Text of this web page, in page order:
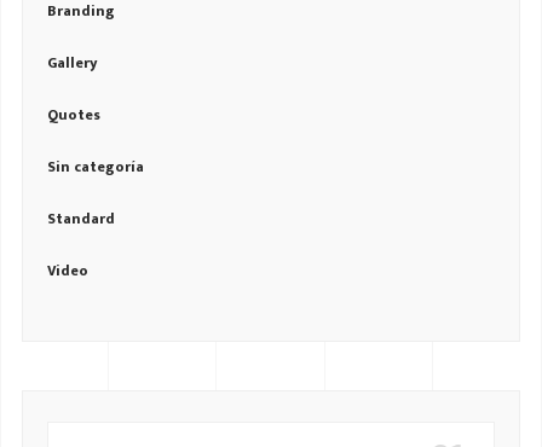
Branding
Gallery
Quotes
Sin categoría
Standard
Video